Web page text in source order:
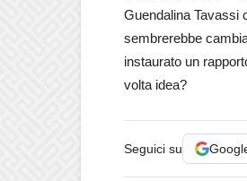
Guendalina Tavassi
sembrerebbe
instaurato un
volta idea?
Seguici su